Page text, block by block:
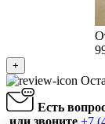
+
Есть